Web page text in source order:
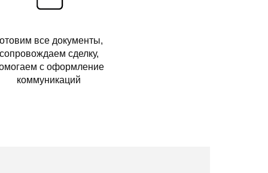
все документы,
сделку,
с оформление
коммуникаций